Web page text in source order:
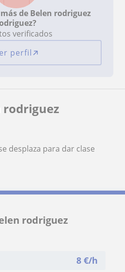
de Belen rodriguez
verificados
perfil
rodriguez
desplaza para dar clase
rodriguez
8 €/h